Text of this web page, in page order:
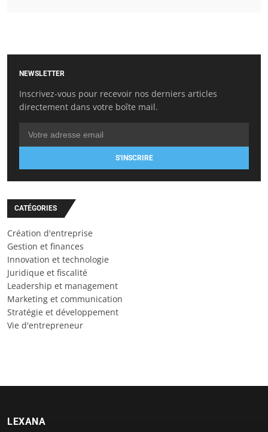
NEWSLETTER
Inscrivez-vous pour recevoir nos derniers articles
directement dans votre boîte mail.
S'INSCRIRE
CATÉGORIES
Création d'entreprise
Gestion et finances
Innovation et technologie
Juridique et fiscalité
Leadership et management
Marketing et communication
Stratégie et développement
Vie d'entrepreneur
LEXANA